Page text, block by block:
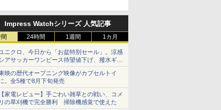
Impress Watchシリーズ 人気記事
24時間 1週間 1カ月
ニクロ、今日から「お盆特別セール」。涼感
アサッカーワンピース待望値下げ、撥水ギア
ョーツは1990円に
映の歴代オープニング映像がカプセルトイ
。全5種で8月下旬発売
家電レビュー】手ごわい雑草との戦い、コメ
の草刈機で完全勝利 掃除機感覚で使えた